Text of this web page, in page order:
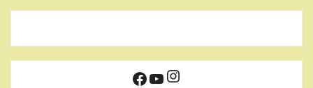
Facebook
YouTube
Instagram